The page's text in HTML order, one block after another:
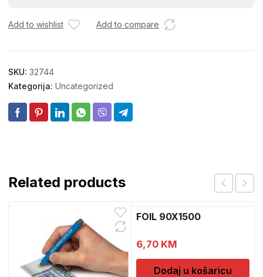
Add to wishlist Add to compare
SKU: 32744
Kategorija: Uncategorized
Related products
FOIL 90X1500
6,70 KM
Dodaj u košaricu